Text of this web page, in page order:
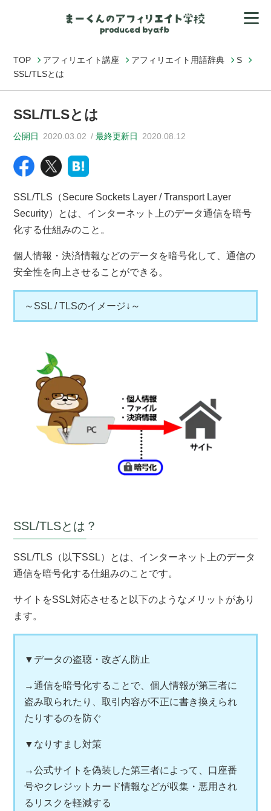
TOP アフィリエイト講座 アフィリエイト用語辞典
S
SSL/TLSとは
SSL/TLSとは
公開日 2020.03.02 最終更新日 2020.08.12
SSL/TLS（Secure Sockets Layer /Transport Layer
Security）とは、インターネット上のデータ通信を暗号
化する仕組みのこと。
個人情報・決済情報などのデータを暗号化して、通信の
安全性を向上させることができる。
～SSL / TLSのイメージ↓～
SSL/TLSとは？
SSL/TLS（以下SSL）とは、インターネット上のデータ
通信を暗号化する仕組みのことです。
サイトをSSL対応させると以下のようなメリットがあり
ます。
▼データの盗聴・改ざん防止
→通信を暗号化することで、個人情報が第三者に
盗み取られたり、取引内容が不正に書き換えられ
たりするのを防ぐ
▼なりすまし対策
→公式サイトを偽装した第三者によって、口座番
号やクレジットカード情報などが収集・悪用され
るリスクを軽減する